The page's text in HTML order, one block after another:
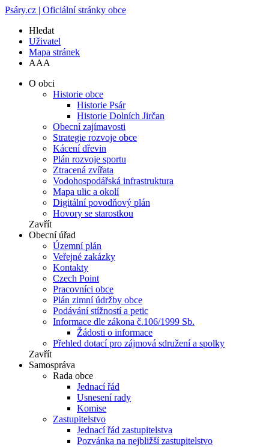
Psáry.cz | Oficiální stránky obce
Hledat
Uživatel
Mapa stránek
AAA
O obci
Historie obce
Historie Psár
Historie Dolních Jirčan
Obecní zajímavosti
Strategie rozvoje obce
Kácení dřevin
Plán rozvoje sportu
Ztracená zvířata
Vodohospodářská infrastruktura
Mapa ulic a okolí
Digitální povodňový plán
Hovory se starostkou
Zavřít
Obecní úřad
Územní plán
Veřejné zakázky
Kontakty
Czech Point
Pracovníci obce
Plán zimní údržby obce
Podávání stížností a petic
Informace dle zákona č.106/1999 Sb.
Žádosti o informace
Přehled dotací pro zájmová sdružení a spolky
Zavřít
Samospráva
Rada obce
Jednací řád
Usnesení rady
Komise
Zastupitelstvo
Jednací řád zastupitelstva
Pozvánka na nejbližší zastupitelstvo